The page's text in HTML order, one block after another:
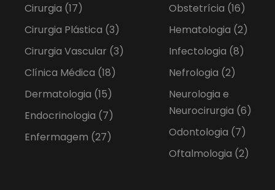
Cirurgia (17)
Cirurgia Plástica (3)
Cirurgia Vascular (3)
Clínica Médica (18)
Dermatologia (15)
Endocrinologia (7)
Enfermagem (27)
Obstetrícia (16)
Hematologia (2)
Infectologia (8)
Nefrologia (2)
Neurologia e
Neurocirurgia (6)
Odontologia (7)
Oftalmologia (2)